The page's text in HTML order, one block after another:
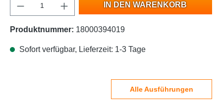
IN DEN WARENKORB
Produktnummer: 18000394019
Sofort verfügbar, Lieferzeit: 1-3 Tage
Alle Ausführungen